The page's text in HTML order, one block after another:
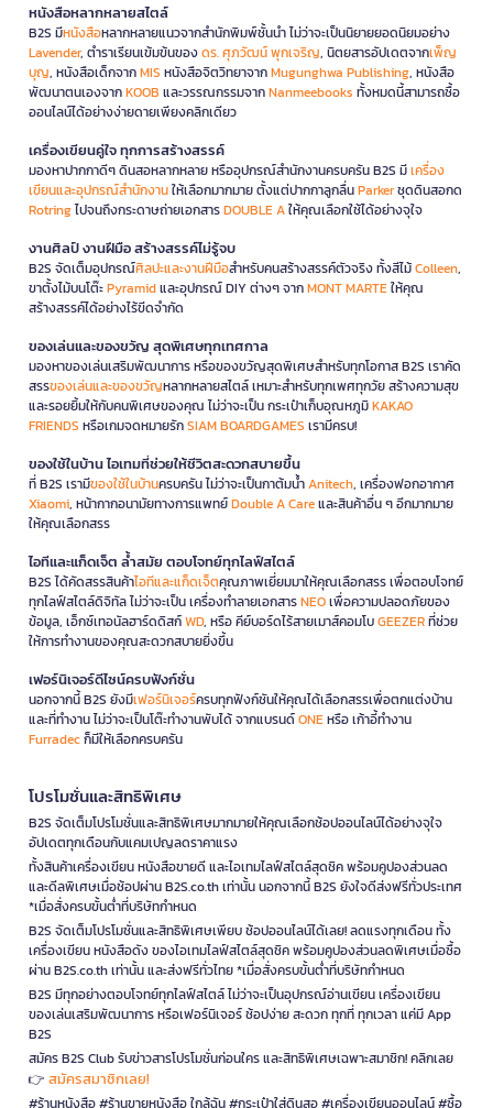
หนังสือหลากหลายสไตล์
B2S มีหนังสือหลากหลายแนวจากสำนักพิมพ์ชั้นนำ ไม่ว่าจะเป็นนิยายยอดนิยมอย่าง
Lavender, ตำราเรียนเข้มข้นของดร. ศุภวัฒน์ พุกเจริญ, นิตยสารอัปเดตจากเพ็ญ
บุญ, หนังสือเด็กจากMIS หนังสือจิตวิทยาจากMugunghwa Publishing, หนังสือ
พัฒนาตนเองจากKOOB และวรรณกรรมจากNanmeebooks ทั้งหมดนี้สามารถซื้อ
ออนไลน์ได้อย่างง่ายดายเพียงคลิกเดียว
เครื่องเขียนคู่ใจ ทุกการสร้างสรรค์
มองหาปากกาดีๆ ดินสอหลากหลาย หรืออุปกรณ์สำนักงานครบครัน B2S มีเครื่อง
เขียนและอุปกรณ์สำนักงานให้เลือกมากมาย ตั้งแต่ปากกาลูกลื่นParkerชุดดินสอกด
Rotringไปจนถึงกระดาษถ่ายเอกสารDOUBLE Aให้คุณเลือกใช้ได้อย่างจุใจ
งานศิลป์ งานฝีมือ สร้างสรรค์ไม่รู้จบ
B2S จัดเต็มอุปกรณ์ศิลปะและงานฝีมือสำหรับคนสร้างสรรค์ตัวจริง ทั้งสีไม้Colleen,
ขาตั้งไม้บนโต๊ะPyramidและอุปกรณ์ DIY ต่างๆ จากMONT MARTEให้คุณ
สร้างสรรค์ได้อย่างไร้ขีดจำกัด
ของเล่นและของขวัญ สุดพิเศษทุกเทศกาล
มองหาของเล่นเสริมพัฒนาการ หรือของขวัญสุดพิเศษสำหรับทุกโอกาส B2S เราคัด
สรรของเล่นและของขวัญหลากหลายสไตล์ เหมาะสำหรับทุกเพศทุกวัย สร้างความสุข
และรอยยิ้มให้กับคนพิเศษของคุณ ไม่ว่าจะเป็น กระเป๋าเก็บอุณหภูมิKAKAO
FRIENDS หรือเกมจดหมายรักSIAM BOARDGAMES เรามีครบ!
ของใช้ในบ้าน ไอเทมที่ช่วยให้ชีวิตสะดวกสบายขึ้น
ที่ B2S เรามีของใช้ในบ้านครบครัน ไม่ว่าจะเป็นกาต้มน้ำAnitech, เครื่องฟอกอากาศ
Xiaomi, หน้ากากอนามัยทางการแพทย์Double A Careและสินค้าอื่น ๆ อีกมากมาย
ให้คุณเลือกสรร
ไอทีและแก็ดเจ็ต ล้ำสมัย ตอบโจทย์ทุกไลฟ์สไตล์
B2S ได้คัดสรรสินค้าไอทีและแก็ดเจ็ตคุณภาพเยี่ยมมาให้คุณเลือกสรร เพื่อตอบโจทย์
ทุกไลฟ์สไตล์ดิจิทัล ไม่ว่าจะเป็น เครื่องทำลายเอกสารNEOเพื่อความปลอดภัยของ
ข้อมูล, เอ็กซ์เทอนัลฮาร์ดดิสก์WD, หรือ คีย์บอร์ดไร้สายเมาส์คอมโบGEEZERที่ช่วย
ให้การทำงานของคุณสะดวกสบายยิ่งขึ้น
เฟอร์นิเจอร์ดีไซน์ครบฟังก์ชั่น
นอกจากนี้ B2S ยังมีเฟอร์นิเจอร์ครบทุกฟังก์ชันให้คุณได้เลือกสรรเพื่อตกแต่งบ้าน
และที่ทำงาน ไม่ว่าจะเป็นโต๊ะทำงานพับได้ จากแบรนด์ONEหรือ เก้าอี้ทำงาน
Furradecก็มีให้เลือกครบครัน
โปรโมชั่นและสิทธิพิเศษ
B2S จัดเต็มโปรโมชั่นและสิทธิพิเศษมากมายให้คุณเลือกช้อปออนไลน์ได้อย่างจุใจ
อัปเดตทุกเดือนกับแคมเปญลดราคาแรง
ทั้งสินค้าเครื่องเขียน หนังสือขายดี และไอเทมไลฟ์สไตล์สุดชิค พร้อมคูปองส่วนลด
และดีลพิเศษเมื่อช้อปผ่าน B2S.co.th เท่านั้น นอกจากนี้ B2S ยังใจดีส่งฟรีทั่วประเทศ
*เมื่อสั่งครบขั้นต่ำที่บริษัทกำหนด
B2S จัดเต็มโปรโมชั่นและสิทธิพิเศษเพียบ ช้อปออนไลน์ได้เลย! ลดแรงทุกเดือน ทั้ง
เครื่องเขียน หนังสือดัง ของไอเทมไลฟ์สไตล์สุดชิค พร้อมคูปองส่วนลดพิเศษเมื่อซื้อ
ผ่าน B2S.co.th เท่านั้น และส่งฟรีทั่วไทย *เมื่อสั่งครบขั้นต่ำที่บริษัทกำหนด
B2S มีทุกอย่างตอบโจทย์ทุกไลฟ์สไตล์ ไม่ว่าจะเป็นอุปกรณ์อ่านเขียน เครื่องเขียน
ของเล่นเสริมพัฒนาการ หรือเฟอร์นิเจอร์ ช้อปง่าย สะดวก ทุกที่ ทุกเวลา แค่มี App
B2S
สมัคร B2S Club รับข่าวสารโปรโมชั่นก่อนใคร และสิทธิพิเศษเฉพาะสมาชิก! คลิกเลย
👉 สมัครสมาชิกเลย!
#ร้านหนังสือ #ร้านขายหนังสือ ใกล้ฉัน #กระเป๋าใส่ดินสอ #เครื่องเขียนออนไลน์ #ซื้อ